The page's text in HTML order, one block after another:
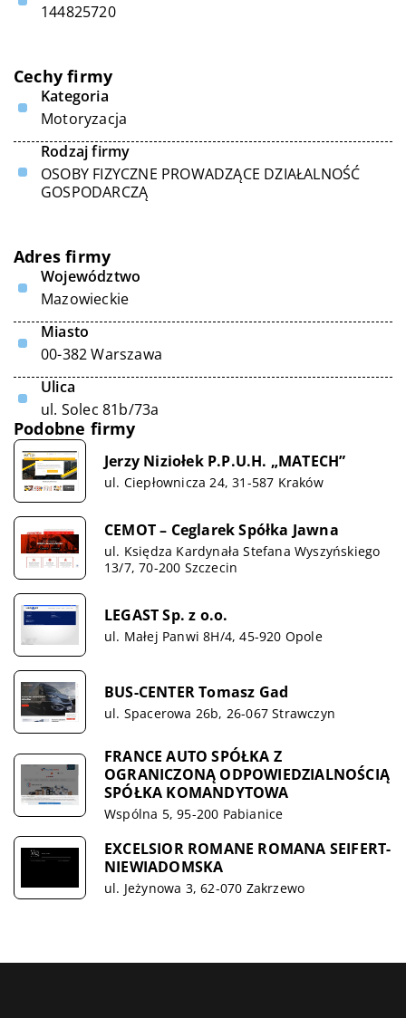
144825720
Cechy firmy
Kategoria
Motoryzacja
Rodzaj firmy
OSOBY FIZYCZNE PROWADZĄCE DZIAŁALNOŚĆ
GOSPODARCZĄ
Adres firmy
Województwo
Mazowieckie
Miasto
00-382 Warszawa
Ulica
ul. Solec 81b/73a
Podobne firmy
Jerzy Niziołek P.P.U.H. „MATECH”
ul. Ciepłownicza 24, 31-587 Kraków
CEMOT – Ceglarek Spółka Jawna
ul. Księdza Kardynała Stefana Wyszyńskiego
13/7, 70-200 Szczecin
LEGAST Sp. z o.o.
ul. Małej Panwi 8H/4, 45-920 Opole
BUS-CENTER Tomasz Gad
ul. Spacerowa 26b, 26-067 Strawczyn
FRANCE AUTO SPÓŁKA Z
OGRANICZONĄ ODPOWIEDZIALNOŚCIĄ
SPÓŁKA KOMANDYTOWA
Wspólna 5, 95-200 Pabianice
EXCELSIOR ROMANE ROMANA SEIFERT-
NIEWIADOMSKA
ul. Jeżynowa 3, 62-070 Zakrzewo